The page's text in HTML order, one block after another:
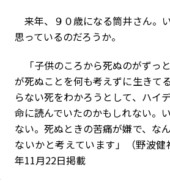
来年、９０歳になる筒井さん。
思っているのだろうか。
「子供のころから死ぬのがずっ
が死ぬことを何も考えずに生きて
らない死をわかろうとして、ハイ
命に読んでいたのかもしれない。
ない。死ぬときの苦痛が嫌で、な
ないかと考えています」（野波
年11月22日掲載